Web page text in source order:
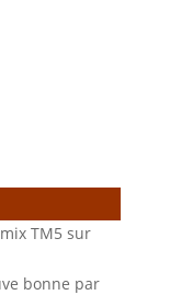
TM5 sur
bonne par